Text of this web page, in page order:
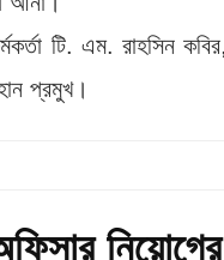
টি. এম. রাহসিন
প্রমুখ।